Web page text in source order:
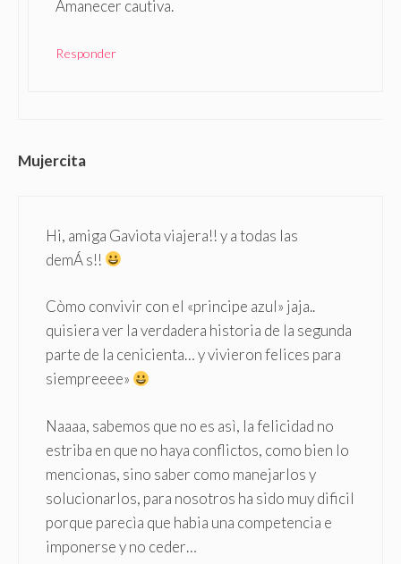
Amanecer cautiva.
Responder
Mujercita
Hi, amiga Gaviota viajera!! y a todas las
demÁ s!!
Còmo convivir con el «principe azul» jaja..
quisiera ver la verdadera historia de la segunda
parte de la cenicienta… y vivieron felices para
siempreeee»
Naaaa, sabemos que no es asì, la felicidad no
estriba en que no haya conflictos, como bien lo
mencionas, sino saber como manejarlos y
solucionarlos, para nosotros ha sido muy dificil
porque parecìa que habia una competencia e
imponerse y no ceder…